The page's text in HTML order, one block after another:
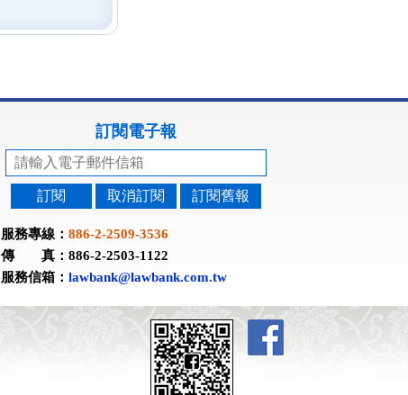
訂閱電子報
訂閱 取消訂閱 訂閱舊報
服務專線： 886-2-2509-3536
傳 真：886-2-2503-1122
服務信箱： lawbank@lawbank.com.tw